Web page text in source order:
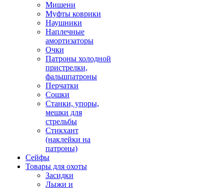
Мишени
Муфты коврики
Наушники
Наплечные
амортизаторы
Очки
Патроны холодной
пристрелки,
фальшпатроны
Перчатки
Сошки
Станки, упоры,
мешки для
стрельбы
Стикхант
(наклейки на
патроны)
Сейфы
Товары для охоты
Засидки
Лыжи и